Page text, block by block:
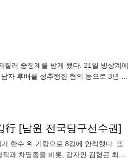
러 중징계를 받게 됐다. 21일 빙상계에
자 후배를 성추행한 혐의 등으로 3년 자
行 [남원 전국당구선수권]
한수 위 기량으로 8강에 안착했다. 또
과 차명종을 비롯, 강자인 김형곤 최완